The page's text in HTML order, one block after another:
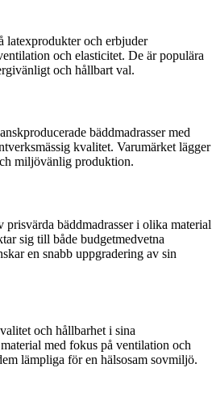
latexprodukter och erbjuder
och elasticitet. De är populära
och hållbart val.
bäddmadrasser med
kvalitet. Varumärket lägger
miljövänlig produktion.
prisvärda bäddmadrasser i olika material
sig till både budgetmedvetna
en snabb uppgradering av sin
och hållbarhet i sina
med fokus på ventilation och
lämpliga för en hälsosam sovmiljö.